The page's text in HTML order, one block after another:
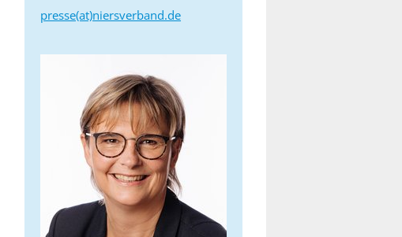
presse(at)niersverband.de